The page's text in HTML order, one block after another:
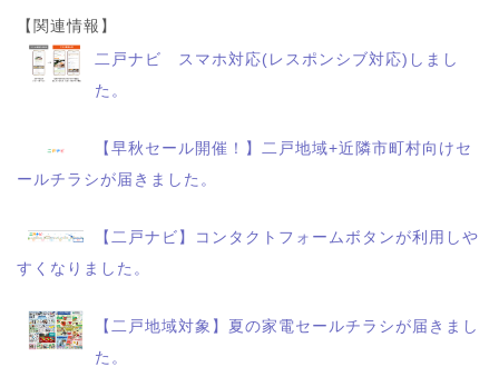
【関連情報】
二戸ナビ スマホ対応(レスポンシブ対応)しまし
た。
【早秋セール開催！】二戸地域+近隣市町村向けセ
ールチラシが届きました。
【二戸ナビ】コンタクトフォームボタンが利用しや
すくなりました。
【二戸地域対象】夏の家電セールチラシが届きまし
た。